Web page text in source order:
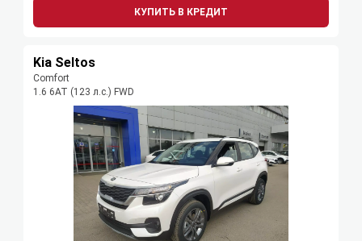
КУПИТЬ В КРЕДИТ
Kia Seltos
Comfort
1.6 6АТ (123 л.с.) FWD